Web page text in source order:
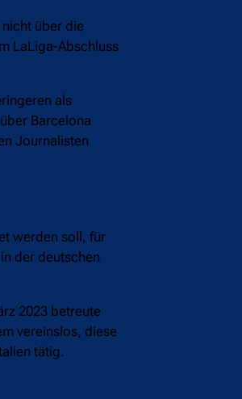
über die
LaLiga-Abschluss
als
Barcelona
Journalisten
werden soll, für
der deutschen
2023 betreute
vereinslos, diese
tätig.